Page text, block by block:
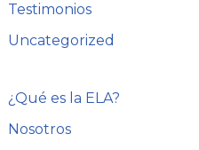
Testimonios
Uncategorized
¿Qué es la ELA?
Nosotros